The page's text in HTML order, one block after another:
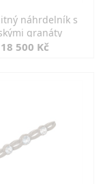
náhrdelník s
granáty
18 500 Kč